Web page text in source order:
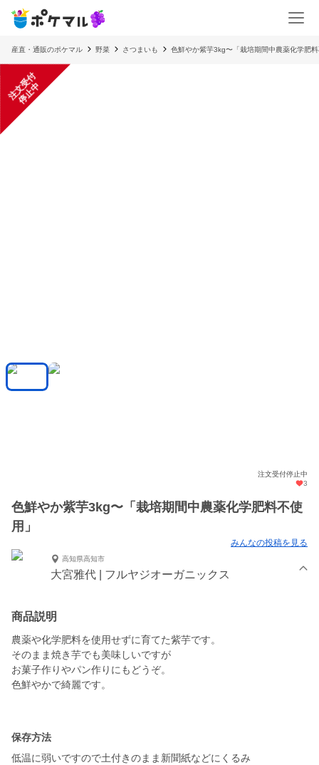
産直・通販のポケマル 野菜 さつまいも 色鮮やか紫芋3kg〜「栽培期間中農薬化学肥
注
文
受
付
停
止
中
注文受付停止中
3
色鮮やか紫芋3kg〜「栽培期間中農薬化学肥料不使
用」
みんなの投稿を見る
高知県高知市
大宮雅代 | フルヤジオーガニックス
商品説明
農薬や化学肥料を使用せずに育てた紫芋です。
そのまま焼き芋でも美味しいですが
お菓子作りやパン作りにもどうぞ。
色鮮やかで綺麗です。
保存方法
低温に弱いですので土付きのまま新聞紙などにくるみ